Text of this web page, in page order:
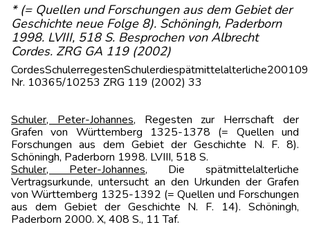
* (= Quellen und Forschungen aus dem Gebiet der
Geschichte neue Folge 8). Schöningh, Paderborn
1998. LVIII, 518 S. Besprochen von Albrecht
Cordes. ZRG GA 119 (2002)
Nr. 10365/10253 ZRG 119 (2002) 33
Schuler, Peter-Johannes, Regesten zur Herrschaft der
Grafen von Württemberg 1325-1378 (= Quellen und
Forschungen aus dem Gebiet der Geschichte N. F. 8).
Schöningh, Paderborn 1998. LVIII, 518 S.
Schuler, Peter-Johannes, Die spätmittelalterliche
Vertragsurkunde, untersucht an den Urkunden der Grafen
von Württemberg 1325-1392 (= Quellen und Forschungen
aus dem Gebiet der Geschichte N. F. 14). Schöningh,
Paderborn 2000. X, 408 S., 11 Taf.